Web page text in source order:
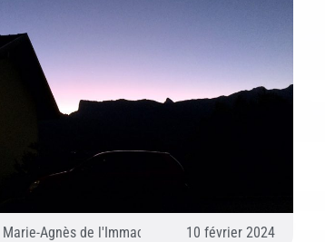
Marie-Agnès de l'Immaculée Conception (Agnès du
10 février 2024